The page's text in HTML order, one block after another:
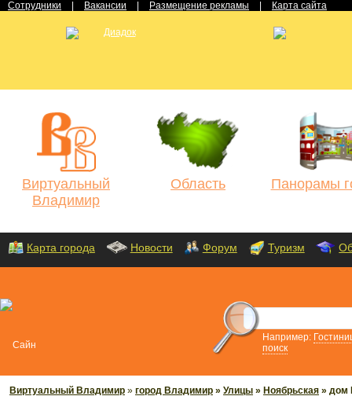
Сотрудники Вакансии Размещение рекламы Карта сайта
Виртуальный
Владимир
Область Панорамы
Карта города Новости Форум Туризм
Например:
поиск
Виртуальный Владимир » город Владимир » Улицы » Ноябрьская » дом